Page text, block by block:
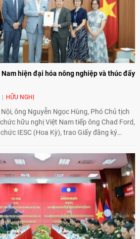
Nam hiện đại hóa nông nghiệp và thúc đẩy
HỮU NGHỊ
ông Nguyễn Ngọc Hùng, Phó Chủ tịch
hữu nghị Việt Nam tiếp ông Chad Ford,
IESC (Hoa Kỳ), trao Giấy đăng ký
triển khai Dự án "Mở rộng Thương mại
toàn thực phẩm Hoa Kỳ - Việt Nam",
chuyển đổi số, hiện đại hóa nông nghiệp
phát triển giữa hai nước.